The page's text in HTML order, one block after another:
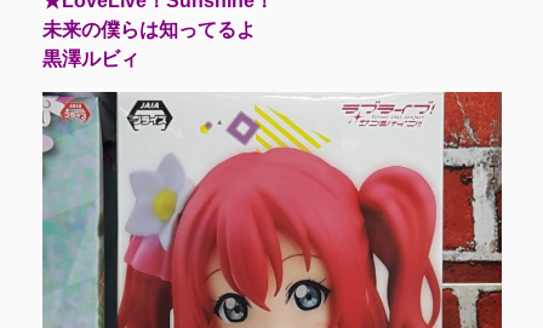
未来の僕らは知ってるよ
黒澤ルビィ